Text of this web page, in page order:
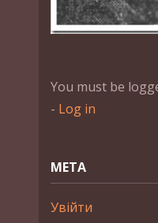
You must be
- Log in
МЕТА
Увійти